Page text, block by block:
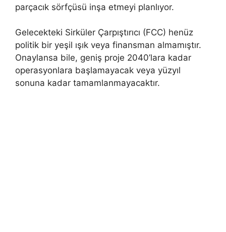
parçacık sörfçüsü inşa etmeyi planlıyor.
Gelecekteki Sirküler Çarpıştırıcı (FCC) henüz
politik bir yeşil ışık veya finansman almamıştır.
Onaylansa bile, geniş proje 2040’lara kadar
operasyonlara başlamayacak veya yüzyıl
sonuna kadar tamamlanmayacaktır.